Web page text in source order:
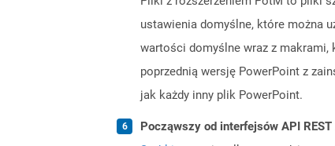
ustawienia domyślne, które można
wartości domyślne wraz z makrami,
poprzednią wersję PowerPoint z
jak każdy inny plik PowerPoint.
Począwszy od interfejsów API